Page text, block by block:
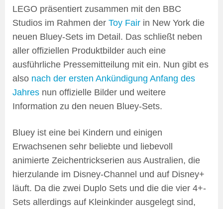
LEGO präsentiert zusammen mit den BBC
Studios im Rahmen der Toy Fair in New York die
neuen Bluey-Sets im Detail. Das schließt neben
aller offiziellen Produktbilder auch eine
ausführliche Pressemitteilung mit ein. Nun gibt es
also nach der ersten Ankündigung Anfang des
Jahres nun offizielle Bilder und weitere
Information zu den neuen Bluey-Sets.
Bluey ist eine bei Kindern und einigen
Erwachsenen sehr beliebte und liebevoll
animierte Zeichentrickserien aus Australien, die
hierzulande im Disney-Channel und auf Disney+
läuft. Da die zwei Duplo Sets und die die vier 4+-
Sets allerdings auf Kleinkinder ausgelegt sind,